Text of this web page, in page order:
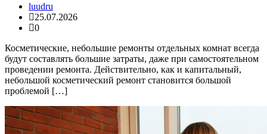
luudru
25.07.2026
0
Косметические, небольшие ремонты отдельных комнат всегда
будут составлять большие затраты, даже при самостоятельном
проведении ремонта. Действительно, как и капитальный,
небольшой косметический ремонт становится большой
проблемой […]